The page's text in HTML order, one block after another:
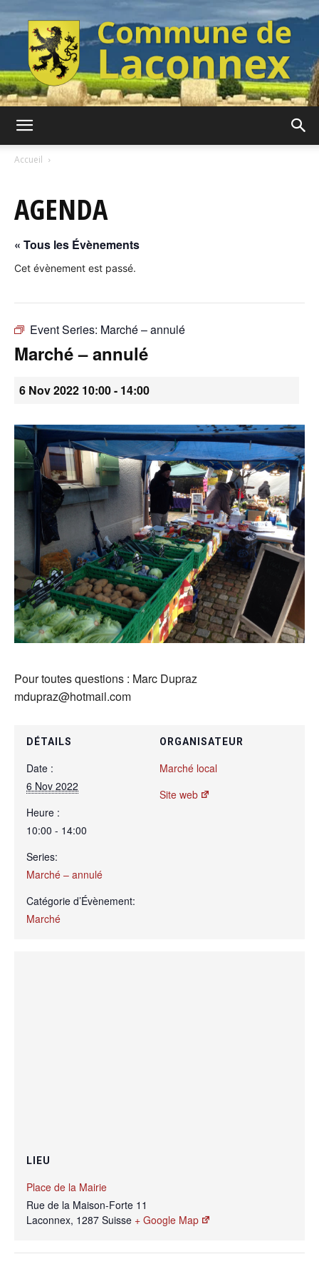
Laconnex
Canton
Accueil
AGENDA
« Tous les Évènements
Cet évènement est passé.
Event Series: Marché – annulé
Marché – annulé
6 Nov 2022 10:00- 14:00
Pour toutes questions : Marc Dupraz
mdupraz@hotmail.com
DÉTAILS
Date :
6 Nov 2022
Heure :
10:00 - 14:00
Series:
Marché – annulé
Catégorie d’Évènement:
Marché
ORGANISATEUR
Marché local
Site web
LIEU
Place de la Mairie
Rue de la Maison-Forte 11
Laconnex, 1287 Suisse + Google Map